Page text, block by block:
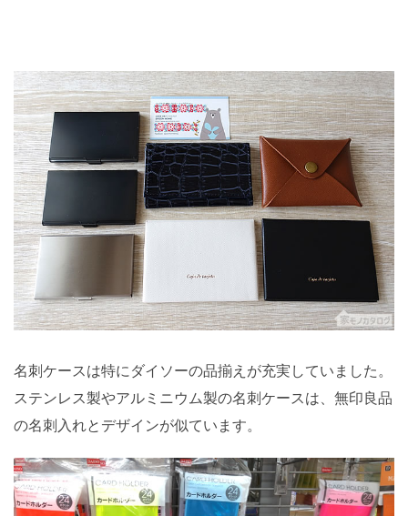
名刺ケースは特にダイソーの品揃えが充実していました。
ステンレス製やアルミニウム製の名刺ケースは、無印良品
の名刺入れとデザインが似ています。